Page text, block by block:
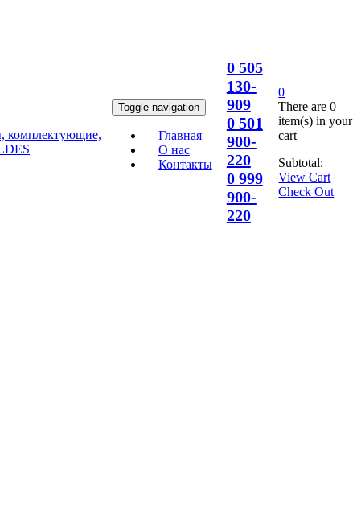
Toggle navigation
Главная
О нас
Контакты
0 505
130-
909
0 501
900-
220
0 999
900-
220
0
There are0
item(s) in your
cart
Subtotal:
View Cart
Check Out